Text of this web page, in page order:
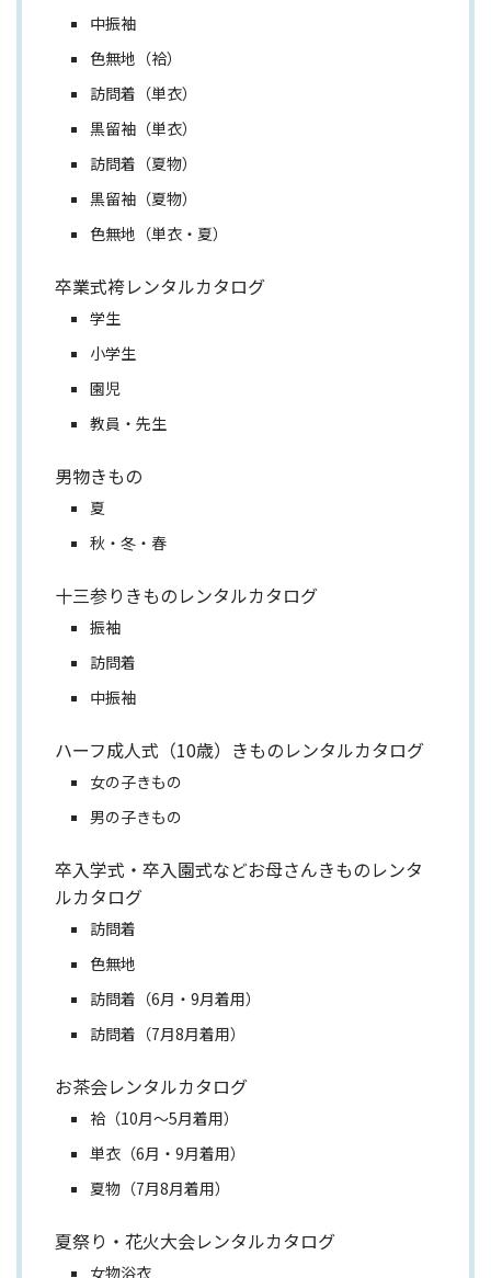
中振袖
色無地（袷）
訪問着（単衣）
黒留袖（単衣）
訪問着（夏物）
黒留袖（夏物）
色無地（単衣・夏）
卒業式袴レンタルカタログ
学生
小学生
園児
教員・先生
男物きもの
夏
秋・冬・春
十三参りきものレンタルカタログ
振袖
訪問着
中振袖
ハーフ成人式（10歳）きものレンタルカタログ
女の子きもの
男の子きもの
卒入学式・卒入園式などお母さんきものレンタ
ルカタログ
訪問着
色無地
訪問着（6月・9月着用）
訪問着（7月8月着用）
お茶会レンタルカタログ
袷（10月～5月着用）
単衣（6月・9月着用）
夏物（7月8月着用）
夏祭り・花火大会レンタルカタログ
女物浴衣